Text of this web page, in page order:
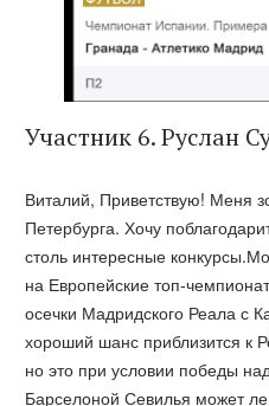
Участник 6. Руслан
Виталий, Приветствую! Меня
Петербурга. Хочу
столь интересные
на Европейские топ-
осечки Мадридского Реала с
хороший шанс приблизится к
но это при условии победы
Барселоной Севилья может